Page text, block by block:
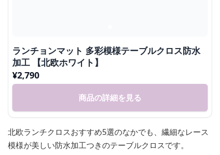
ランチョンマット 多彩模様テーブルクロス防水
加工 【北欧ホワイト】
¥2,790
商品の詳細を見る
北欧ランチクロスおすすめ5選のなかでも、繊細なレース
模様が美しい防水加工つきのテーブルクロスです。